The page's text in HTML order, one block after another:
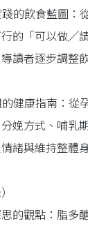
的飲食藍圖：
的「可以做╱
讀者逐步調整
健康指南：從
娩方式、哺乳
緒與維持整體
的觀點：脂多